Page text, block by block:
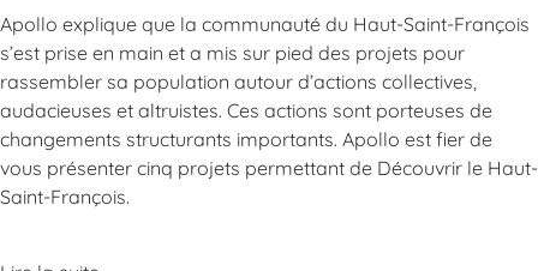
Apollo explique que la communauté du Haut-Saint-François
s’est prise en main et a mis sur pied des projets pour
rassembler sa population autour d’actions collectives,
audacieuses et altruistes. Ces actions sont porteuses de
changements structurants importants. Apollo est fier de
vous présenter cinq projets permettant de Découvrir le Haut-
Saint-François.